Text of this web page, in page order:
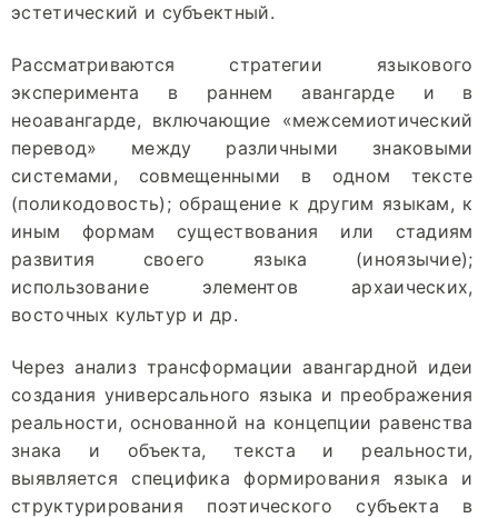
эстетический и субъектный.
Рассматриваются стратегии языкового
эксперимента в раннем авангарде и в
неоавангарде, включающие «межсемиотический
перевод» между различными знаковыми
системами, совмещенными в одном тексте
(поликодовость); обращение к другим языкам, к
иным формам существования или стадиям
развития своего языка (иноязычие);
использование элементов архаических,
восточных культур и др.
Через анализ трансформации авангардной идеи
создания универсального языка и преображения
реальности, основанной на концепции равенства
знака и объекта, текста и реальности,
выявляется специфика формирования языка и
структурирования поэтического субъекта в